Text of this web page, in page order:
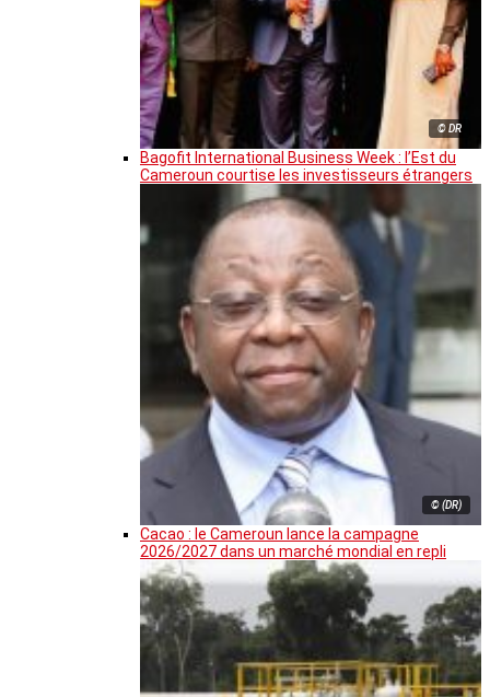
© DR
Bagofit International Business Week : l’Est du
Cameroun courtise les investisseurs étrangers
© (DR)
Cacao : le Cameroun lance la campagne
2026/2027 dans un marché mondial en repli